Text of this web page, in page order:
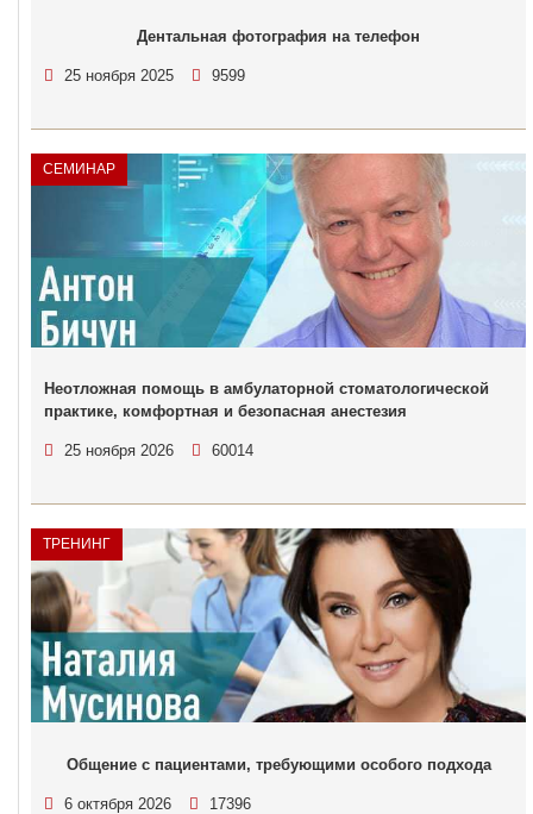
Дентальная фотография на телефон
25 ноября 2025 9599
СЕМИНАР
Неотложная помощь в амбулаторной стоматологической
практике, комфортная и безопасная анестезия
25 ноября 2026 60014
ТРЕНИНГ
Общение с пациентами, требующими особого подхода
6 октября 2026 17396